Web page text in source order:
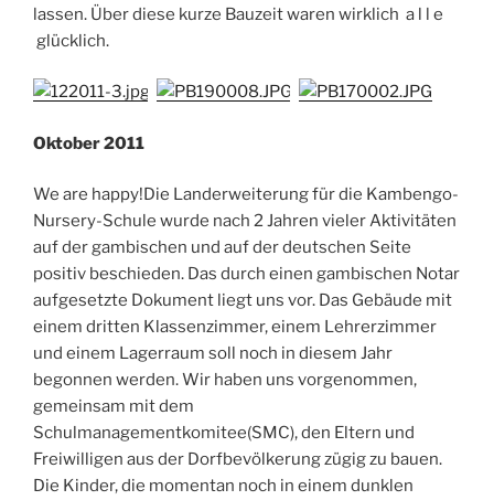
lassen. Über diese kurze Bauzeit waren wirklich a l l e
glücklich.
Oktober 2011
We are happy!Die Landerweiterung für die Kambengo-
Nursery-Schule wurde nach 2 Jahren vieler Aktivitäten
auf der gambischen und auf der deutschen Seite
positiv beschieden. Das durch einen gambischen Notar
aufgesetzte Dokument liegt uns vor. Das Gebäude mit
einem dritten Klassenzimmer, einem Lehrerzimmer
und einem Lagerraum soll noch in diesem Jahr
begonnen werden. Wir haben uns vorgenommen,
gemeinsam mit dem
Schulmanagementkomitee(SMC), den Eltern und
Freiwilligen aus der Dorfbevölkerung zügig zu bauen.
Die Kinder, die momentan noch in einem dunklen